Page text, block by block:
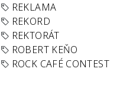
REKLAMA
REKORD
REKTORÁT
ROBERT KEŇO
ROCK CAFÉ CONTEST